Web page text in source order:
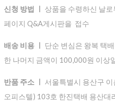
신청 방법 ㅣ 상품을 수령하신 날
페이지 Q&A게시판을 접수
배송 비용 ㅣ
단순 변심은 왕복 택
한 나머지 금액이 100,000원 이상
반품 주소 ㅣ 서울특별시 용산구
오피스텔) 103호 한진택배 용산대